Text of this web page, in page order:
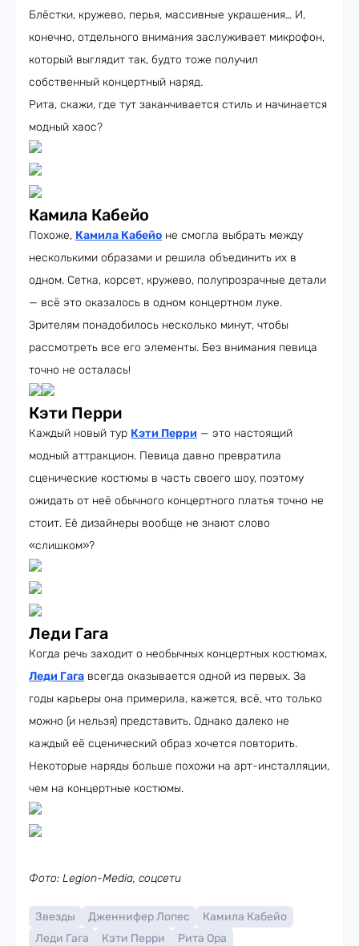
Блёстки, кружево, перья, массивные украшения… И,
конечно, отдельного внимания заслуживает микрофон,
который выглядит так, будто тоже получил
собственный концертный наряд.
Рита, скажи, где тут заканчивается стиль и начинается
модный хаос?
Камила Кабейо
Похоже, Камила Кабейо не смогла выбрать между
несколькими образами и решила объединить их в
одном. Сетка, корсет, кружево, полупрозрачные детали
— всё это оказалось в одном концертном луке.
Зрителям понадобилось несколько минут, чтобы
рассмотреть все его элементы. Без внимания певица
точно не осталась!
Кэти Перри
Каждый новый тур Кэти Перри — это настоящий
модный аттракцион. Певица давно превратила
сценические костюмы в часть своего шоу, поэтому
ожидать от неё обычного концертного платья точно не
стоит. Её дизайнеры вообще не знают слово
«слишком»?
Леди Гага
Когда речь заходит о необычных концертных костюмах,
Леди Гага всегда оказывается одной из первых. За
годы карьеры она примерила, кажется, всё, что только
можно (и нельзя) представить. Однако далеко не
каждый её сценический образ хочется повторить.
Некоторые наряды больше похожи на арт-инсталляции,
чем на концертные костюмы.
Фото: Legion-Media, соцсети
Звезды Дженнифер Лопес
Камила Кабейо
Леди Гага
Кэти Перри Рита Ора